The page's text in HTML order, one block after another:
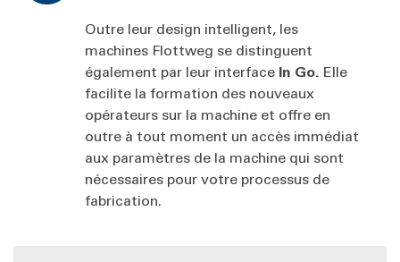
Outre leur design intelligent, les
machines Flottweg se distinguent
également par leur interface In Go. Elle
facilite la formation des nouveaux
opérateurs sur la machine et offre en
outre à tout moment un accès immédiat
aux paramètres de la machine qui sont
nécessaires pour votre processus de
fabrication.